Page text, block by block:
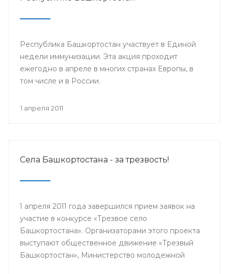
Республика Башкортостан участвует в Единой
недели иммунизации. Эта акция проходит
ежегодно в апреле в многих странах Европы, в
том числе и в России.
1 апреля 2011
Села Башкортостана - за трезвость!
1 апреля 2011 года завершился прием заявок на
участие в конкурсе «Трезвое село
Башкортостана». Организаторами этого проекта
выступают общественное движение «Трезвый
Башкортостан», Министерство молодежной